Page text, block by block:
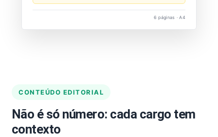
6 páginas · A4
CONTEÚDO EDITORIAL
Não é só número: cada cargo tem
contexto